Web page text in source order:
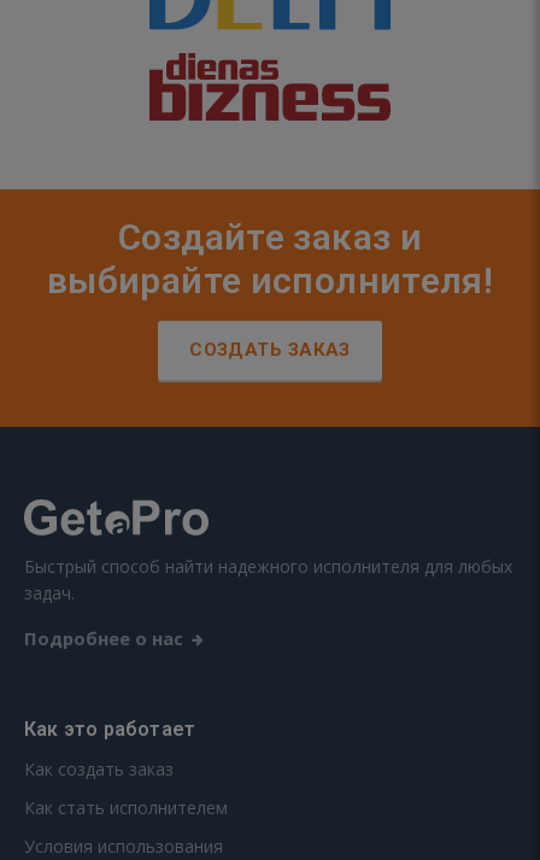
Создайте заказ и
выбирайте исполнителя!
СОЗДАТЬ ЗАКАЗ
Быстрый способ найти надежного исполнителя для любых
задач.
Подробнее о нас
Как это работает
Как создать заказ
Как стать исполнителем
Условия использования